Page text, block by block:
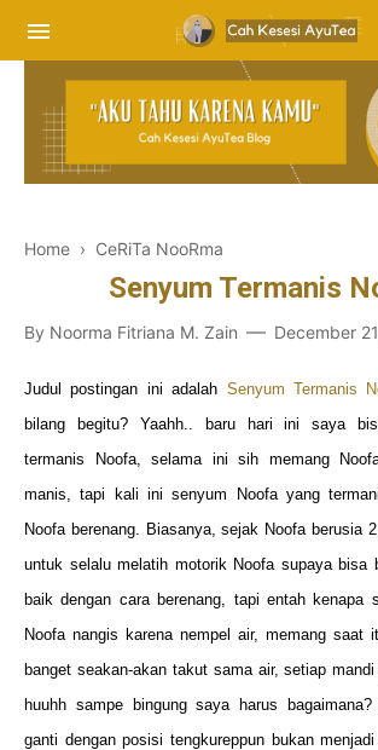
Home › CeRiTa NooRma
Senyum Termanis
By Noorma Fitriana M. Zain December
Judul postingan ini adalah Senyum Termanis
bilang begitu? Yaahh.. baru hari ini saya
termanis Noofa, selama ini sih memang
manis, tapi kali ini senyum Noofa yang
Noofa berenang. Biasanya, sejak Noofa berusia
untuk selalu melatih motorik Noofa supaya bisa
baik dengan cara berenang, tapi entah kenapa
Noofa nangis karena nempel air, memang saat
banget seakan-akan takut sama air, setiap
huuhh sampe bingung saya harus
ganti dengan posisi tengkureppun bukan